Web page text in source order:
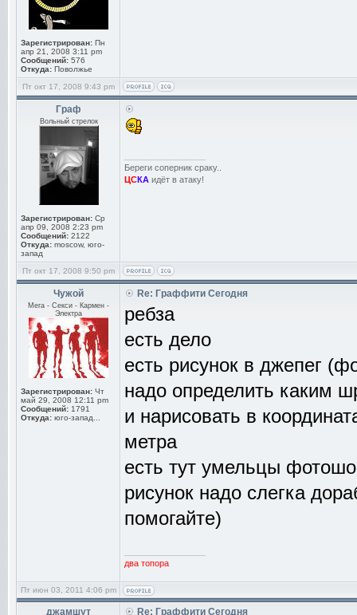
Зарегистрирован: Пн
апр 21, 2008 3:11 pm
Сообщений: 576
Откуда: Поволжье
Пт окт 17, 2008 9:43 pm
Граф
Вольный стрелок
Зарегистрирован: Ср
апр 09, 2008 2:23 pm
Сообщений: 2122
Откуда: moscow, юго-
запад
Береги соперник сраку..
ЦСКА идёт в атаку!
Пт окт 17, 2008 9:50 pm
Чужой
Мега - Секси - Кармен -
Электра
Зарегистрирован: Чт
май 29, 2008 12:11 pm
Сообщений: 1791
Откуда: юго-запад...
Re: Граффити Сегодня
ребза
есть дело
есть рисунок в джепег
надо определить каким
и нарисовать в
метра
есть тут умельцы
рисунок надо слегка
помогайте)
два топора
Пт июн 03, 2011 4:06 pm
джамшут
Re: Граффити Сегодня